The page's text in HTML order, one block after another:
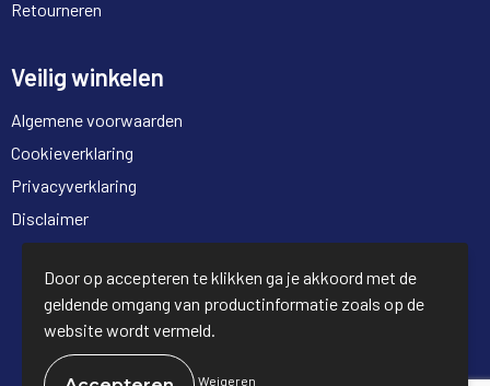
Retourneren
Veilig winkelen
Algemene voorwaarden
Cookieverklaring
Privacyverklaring
Disclaimer
© Copyright Full Trading 2026
Door op accepteren te klikken ga je akkoord met de
geldende omgang van productinformatie zoals op de
website wordt vermeld.
Weigeren